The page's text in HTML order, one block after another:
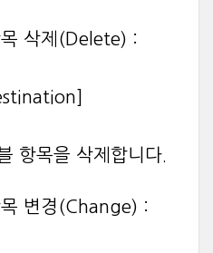
삭제(Delete) :
항목을 삭제합니다.
변경(Change) :